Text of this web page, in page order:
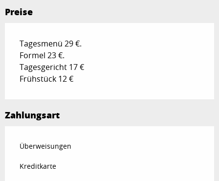
Preise
Tagesmenü 29 €.
Formel 23 €.
Tagesgericht 17 €
Frühstück 12 €
Zahlungsart
Überweisungen
Kreditkarte